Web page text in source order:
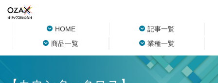
HOME
記事一覧
商品一覧
業種一覧